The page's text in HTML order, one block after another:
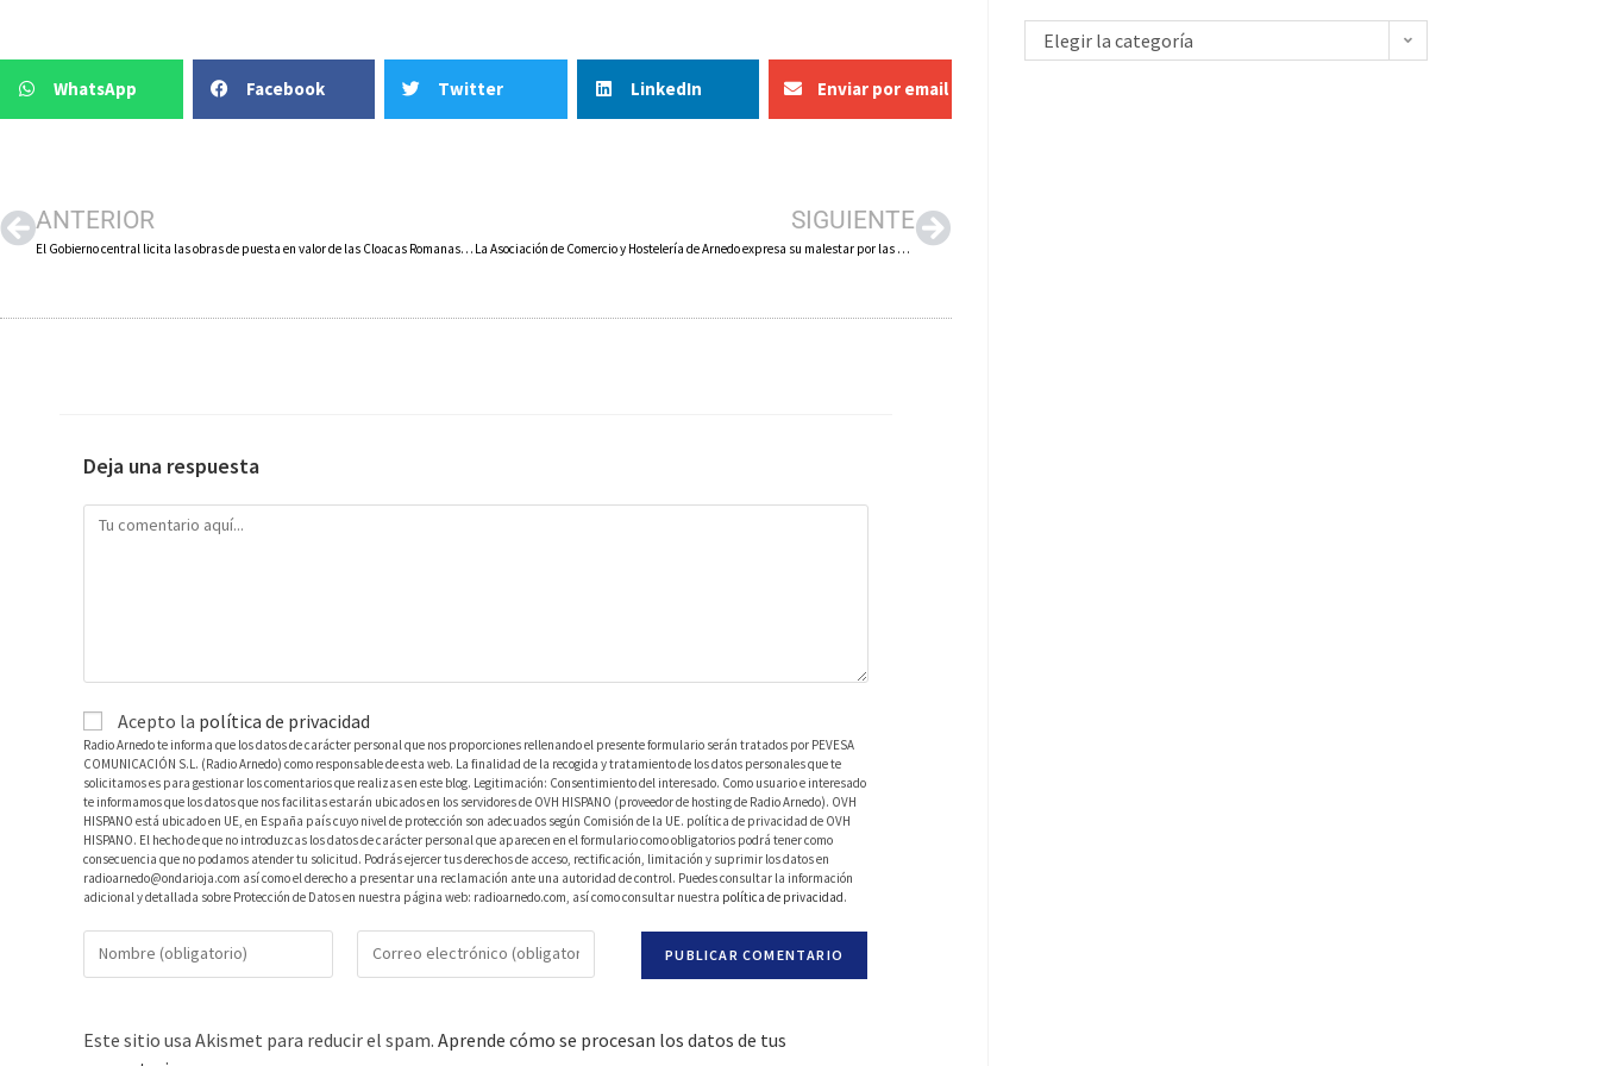
WhatsApp Facebook Twitter LinkedIn Enviar por email
ANTERIOR
El Gobierno central licita las obras de puesta en valor de las Cloacas Romanas de Calahorra
SIGUIENTE
La Asociación de Comercio y Hostelería de Arnedo expresa su malestar por las medidas acordadas por el Consejo de Gobierno de La Rioja frente al coronavirus
Deja una respuesta
Acepto la política de privacidad
Radio Arnedo te informa que los datos de carácter personal que nos proporciones rellenando el presente formulario serán tratados por PEVESA
COMUNICACIÓN S.L. (Radio Arnedo) como responsable de esta web. La finalidad de la recogida y tratamiento de los datos personales que te
solicitamos es para gestionar los comentarios que realizas en este blog. Legitimación: Consentimiento del interesado. Como usuario e interesado
te informamos que los datos que nos facilitas estarán ubicados en los servidores de OVH HISPANO (proveedor de hosting de Radio Arnedo). OVH
HISPANO está ubicado en UE, en España país cuyo nivel de protección son adecuados según Comisión de la UE. política de privacidad de OVH
HISPANO. El hecho de que no introduzcas los datos de carácter personal que aparecen en el formulario como obligatorios podrá tener como
consecuencia que no podamos atender tu solicitud. Podrás ejercer tus derechos de acceso, rectificación, limitación y suprimir los datos en
radioarnedo@ondarioja.com así como el derecho a presentar una reclamación ante una autoridad de control. Puedes consultar la información
adicional y detallada sobre Protección de Datos en nuestra página web: radioarnedo.com, así como consultar nuestra política de privacidad.
Este sitio usa Akismet para reducir el spam. Aprende cómo se procesan los datos de tus
Elegir la categoría